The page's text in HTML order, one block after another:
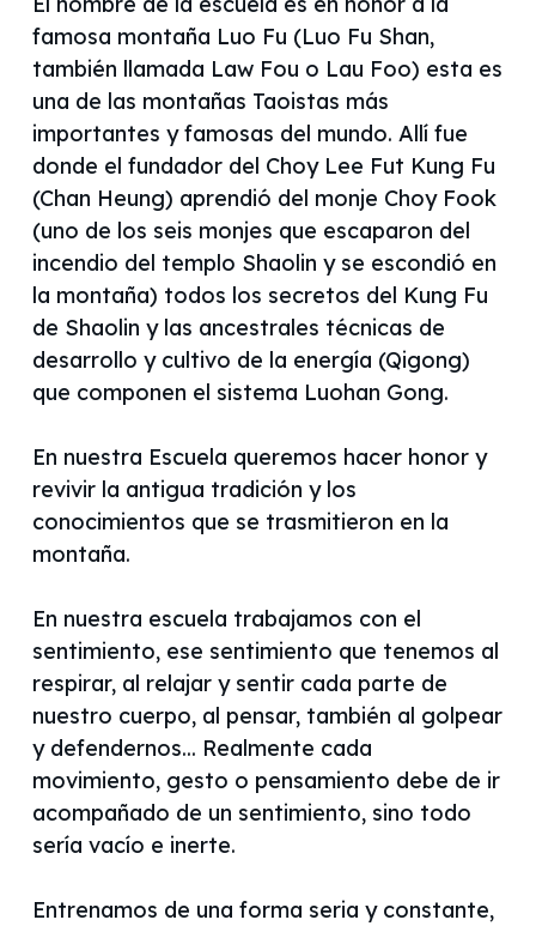
famosa montaña Luo Fu (Luo Fu Shan,
también llamada Law Fou o Lau Foo) esta es
una de las montañas Taoistas más
importantes y famosas del mundo. Allí fue
donde el fundador del Choy Lee Fut Kung Fu
(Chan Heung) aprendió del monje Choy Fook
(uno de los seis monjes que escaparon del
incendio del templo Shaolin y se escondió en
la montaña) todos los secretos del Kung Fu
de Shaolin y las ancestrales técnicas de
desarrollo y cultivo de la energía (Qigong)
que componen el sistema Luohan Gong.
En nuestra Escuela queremos hacer honor y
revivir la antigua tradición y los
conocimientos que se trasmitieron en la
montaña.
En nuestra escuela trabajamos con el
sentimiento, ese sentimiento que tenemos al
respirar, al relajar y sentir cada parte de
nuestro cuerpo, al pensar, también al golpear
y defendernos... Realmente cada
movimiento, gesto o pensamiento debe de ir
acompañado de un sentimiento, sino todo
sería vacío e inerte.
Entrenamos de una forma seria y constante,